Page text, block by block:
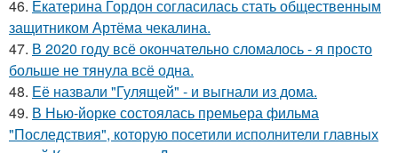
46. Екатерина Гордон согласилась стать общественным
защитником Артёма чекалина.
47. В 2020 году всё окончательно сломалось - я просто
больше не тянула всё одна.
48. Её назвали "Гулящей" - и выгнали из дома.
49. В Нью-йорке состоялась премьера фильма
"Последствия", которую посетили исполнители главных